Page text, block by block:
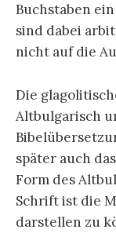
Buchstaben
sind dabei
nicht auf die
Die
Altbulgarisch
später auch
Form des
Schrift ist die
darstellen zu